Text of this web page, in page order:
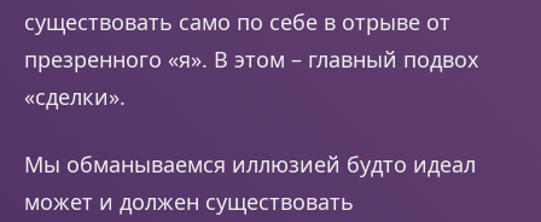
существовать само по себе в отрыве от
презренного «я». В этом – главный подвох
«сделки».
Мы обманываемся иллюзией будто идеал
может и должен существовать